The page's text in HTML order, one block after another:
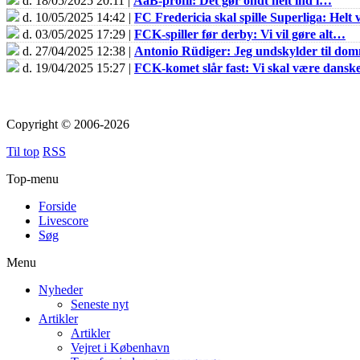
d. 10/05/2025 14:42 | FC Fredericia skal spille Superliga: Helt
d. 03/05/2025 17:29 | FCK-spiller før derby: Vi vil gøre alt…
d. 27/04/2025 12:38 | Antonio Rüdiger: Jeg undskylder til
d. 19/04/2025 15:27 | FCK-komet slår fast: Vi skal være
Copyright © 2006-2026
Til top RSS
Top-menu
Forside
Livescore
Søg
Menu
Nyheder
Seneste nyt
Artikler
Artikler
Vejret i København